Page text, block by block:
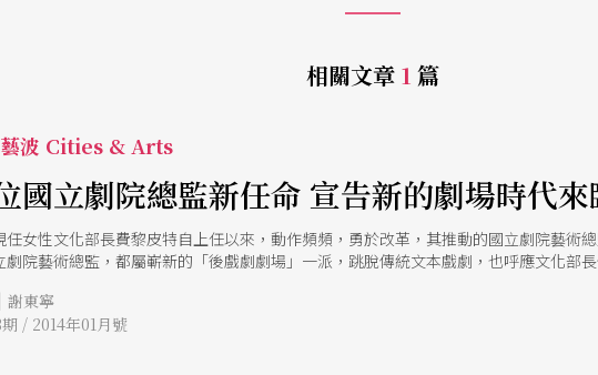
相關文章 1 篇
波 Cities & Arts
國立劇院總監新任命 宣告新的劇場時代來
任女性文化部長費黎皮特自上任以來，動作頻頻，勇於改革，其推動的國立劇院藝術
劇院藝術總監，都屬嶄新的「後戲劇劇場」一派，跳脫傳統文本戲劇，也呼應文化部
謝東寧
/ 2014年01月號